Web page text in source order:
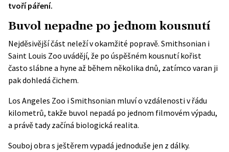
tvoří páření.
Buvol nepadne po jednom kousnutí
Nejděsivější část neleží v okamžité popravě. Smithsonian i
Saint Louis Zoo uvádějí, že po úspěšném kousnutí kořist
často slábne a hyne až během několika dnů, zatímco varan ji
pak dohledá čichem.
Los Angeles Zoo i Smithsonian mluví o vzdálenosti v řádu
kilometrů, takže buvol nepadá po jednom filmovém výpadu,
a právě tady začíná biologická realita.
Souboj obra s ještěrem vypadá jednoduše jen z dálky.